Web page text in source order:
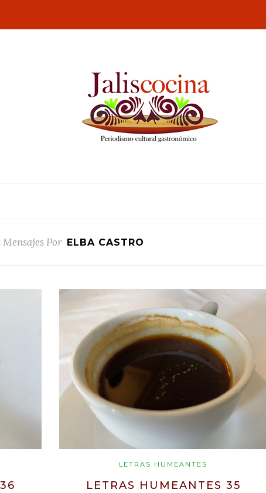
Mensajes Por ELBA CASTRO
LETRAS HUMEANTES
LETRAS HUMEANTES 35